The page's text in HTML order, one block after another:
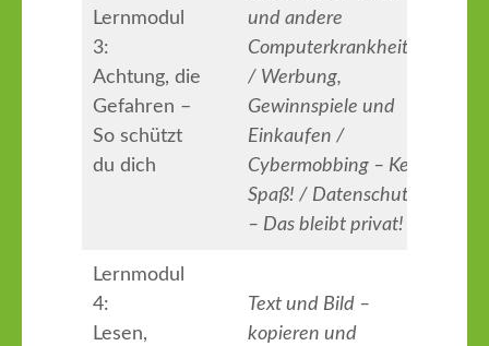
Lernmodul
3:
Achtung, die
Gefahren –
So schützt
du dich
und andere
Computerkrankheiten
/ Werbung,
Gewinnspiele und
Einkaufen /
Cybermobbing – Kein
Spaß! / Datenschutz
– Das bleibt privat!
Lernmodul
4:
Lesen,
Text und Bild –
kopieren und